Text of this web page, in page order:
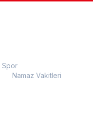
Spor
Namaz Vakitleri